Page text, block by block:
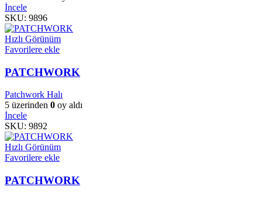
İncele
SKU: 9896
Hızlı Görünüm
Favorilere ekle
PATCHWORK
Patchwork Halı
5 üzerinden 0 oy aldı
İncele
SKU: 9892
Hızlı Görünüm
Favorilere ekle
PATCHWORK